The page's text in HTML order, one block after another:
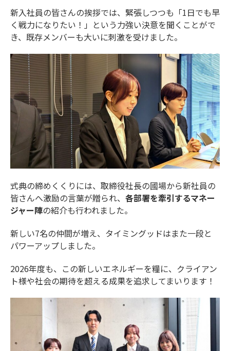
新入社員の皆さんの挨拶では、緊張しつつも「1日でも早
く戦力になりたい！」という力強い決意を聞くことがで
き、既存メンバーも大いに刺激を受けました。
式典の締めくくりには、取締役社長の國場から新社員の
皆さんへ激励の言葉が贈られ、 各部署を牽引するマネー
ジャー陣の紹介も行われました。
新しい7名の仲間が増え、タイミングッドはまた一段と
パワーアップしました。
2026年度も、この新しいエネルギーを糧に、クライアン
ト様や社会の期待を超える成果を追求してまいります！